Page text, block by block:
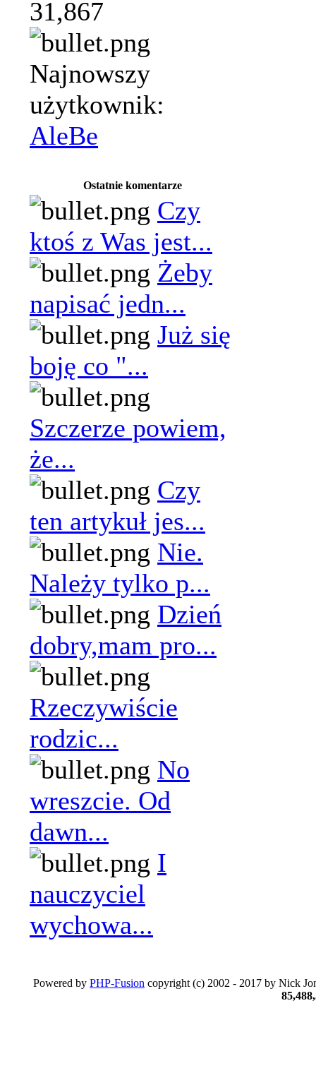
31,867
Najnowszy
użytkownik:
AleBe
Ostatnie komentarze
Czy
ktoś z Was jest...
Żeby
napisać jedn...
Już się
boję co "...
Szczerze powiem,
że...
Czy
ten artykuł jes...
Nie.
Należy tylko p...
Dzień
dobry,mam pro...
Rzeczywiście
rodzic...
No
wreszcie. Od
dawn...
I
nauczyciel
wychowa...
Powered by PHP-Fusion copyright (c) 2002 - 2017 by Nick